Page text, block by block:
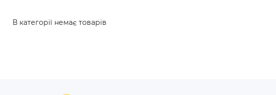
В категорії немає товарів